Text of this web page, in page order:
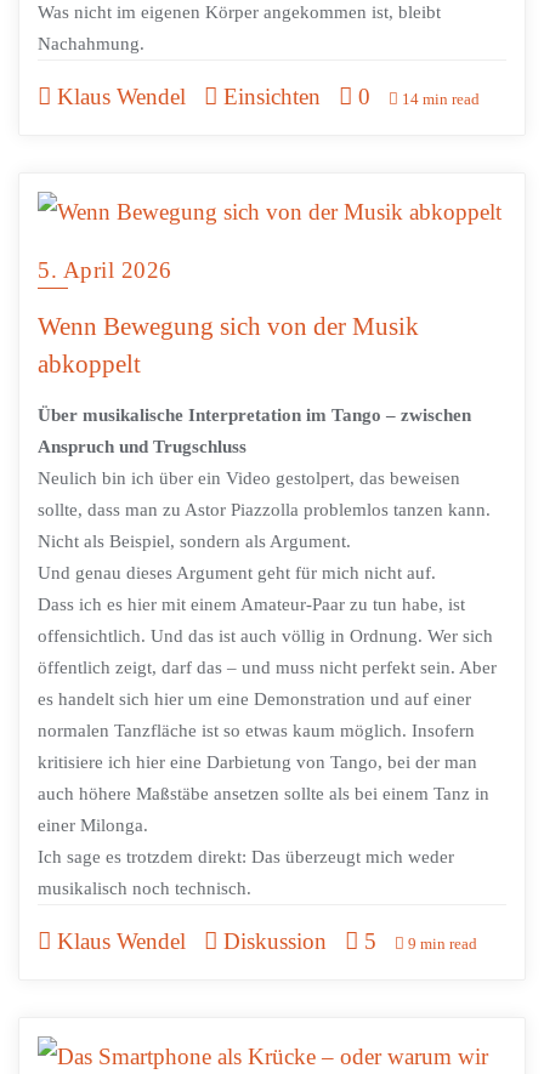
Was nicht im eigenen Körper angekommen ist, bleibt
Nachahmung.
Klaus Wendel Einsichten 0 14 min read
5. April 2026
Wenn Bewegung sich von der Musik
abkoppelt
Über musikalische Interpretation im Tango – zwischen
Anspruch und Trugschluss
Neulich bin ich über ein Video gestolpert, das beweisen
sollte, dass man zu Astor Piazzolla problemlos tanzen kann.
Nicht als Beispiel, sondern als Argument.
Und genau dieses Argument geht für mich nicht auf.
Dass ich es hier mit einem Amateur-Paar zu tun habe, ist
offensichtlich. Und das ist auch völlig in Ordnung. Wer sich
öffentlich zeigt, darf das – und muss nicht perfekt sein. Aber
es handelt sich hier um eine Demonstration und auf einer
normalen Tanzfläche ist so etwas kaum möglich. Insofern
kritisiere ich hier eine Darbietung von Tango, bei der man
auch höhere Maßstäbe ansetzen sollte als bei einem Tanz in
einer Milonga.
Ich sage es trotzdem direkt: Das überzeugt mich weder
musikalisch noch technisch.
Klaus Wendel Diskussion 5 9 min read